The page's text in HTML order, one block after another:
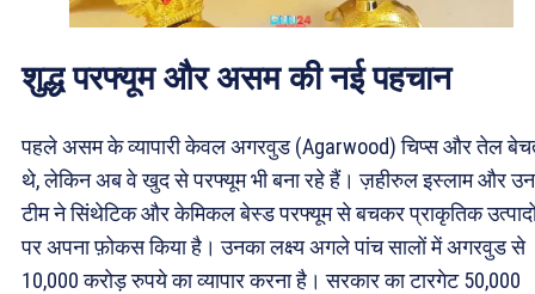
शुद्ध परफ्यूम और असम की नई पहचान
पहले असम के व्यापारी केवल अगरवुड (Agarwood) चिप्स और तेल
थे, लेकिन अब वे खुद से परफ्यूम भी बना रहे हैं। ज़हीरुल इस्लाम और
टीम ने सिंथेटिक और केमिकल बेस्ड परफ्यूम से बचकर प्राकृतिक
पर अपना फ़ोकस किया है। उनका लक्ष्य अगले पांच सालों में अगरवुड से
10,000 करोड़ रुपये का व्यापार करना है। सरकार का टारगेट 50,000